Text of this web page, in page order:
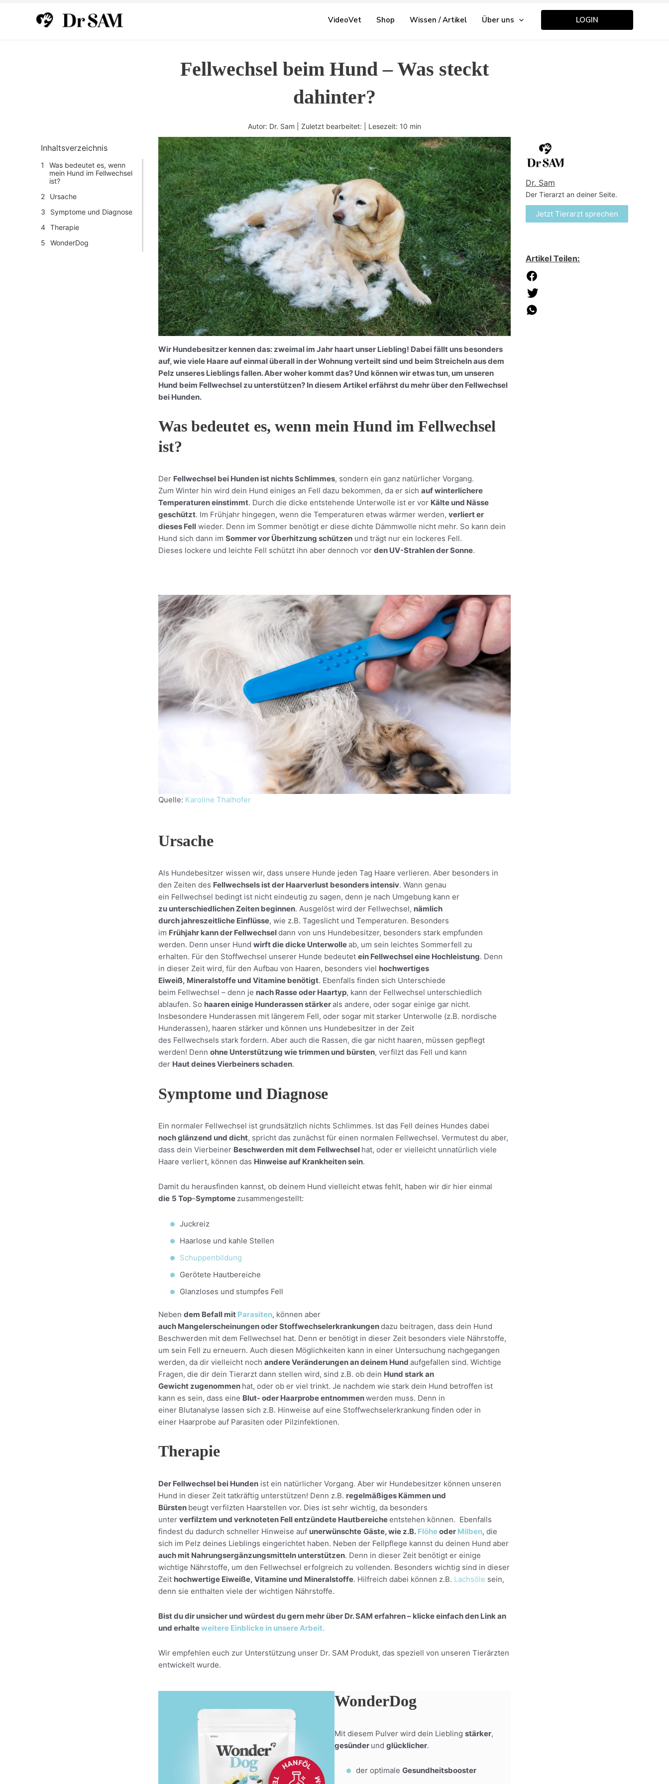
VideoVet Shop Wissen / Artikel Über uns LOGIN
Fellwechsel beim Hund – Was steckt
dahinter?
Autor: Dr. Sam | Zuletzt bearbeitet: | Lesezeit: 10 min
Inhaltsverzeichnis
Was bedeutet es, wenn
mein Hund im Fellwechsel
ist?
Ursache
Symptome und Diagnose
Therapie
WonderDog
Wir Hundebesitzer kennen das: zweimal im Jahr haart unser Liebling! Dabei fällt uns besonders
auf, wie viele Haare auf einmal überall in der Wohnung verteilt sind und beim Streicheln aus dem
Pelz unseres Lieblings fallen. Aber woher kommt das? Und können wir etwas tun, um unseren
Hund beim Fellwechsel zu unterstützen? In diesem Artikel erfährst du mehr über den Fellwechsel
bei Hunden.
Was bedeutet es, wenn mein Hund im Fellwechsel
ist?
Der Fellwechsel bei Hunden ist nichts Schlimmes, sondern ein ganz natürlicher Vorgang.
Zum Winter hin wird dein Hund einiges an Fell dazu bekommen, da er sich auf winterlichere
Temperaturen einstimmt. Durch die dicke entstehende Unterwolle ist er vor Kälte und Nässe
geschützt. Im Frühjahr hingegen, wenn die Temperaturen etwas wärmer werden, verliert er
dieses Fell wieder. Denn im Sommer benötigt er diese dichte Dämmwolle nicht mehr. So kann dein
Hund sich dann im Sommer vor Überhitzung schützen und trägt nur ein lockeres Fell.
Dieses lockere und leichte Fell schützt ihn aber dennoch vor den UV-Strahlen der Sonne.
Quelle: Karoline Thalhofer
Ursache
Als Hundebesitzer wissen wir, dass unsere Hunde jeden Tag Haare verlieren. Aber besonders in
den Zeiten des Fellwechsels ist der Haarverlust besonders intensiv. Wann genau
ein Fellwechsel bedingt ist nicht eindeutig zu sagen, denn je nach Umgebung kann er
zu unterschiedlichen Zeiten beginnen. Ausgelöst wird der Fellwechsel, nämlich
durch jahreszeitliche Einflüsse, wie z.B. Tageslicht und Temperaturen. Besonders
im Frühjahr kann der Fellwechseldann von uns Hundebesitzer, besonders stark empfunden
werden. Denn unser Hund wirft die dicke Unterwolleab, um sein leichtes Sommerfell zu
erhalten. Für den Stoffwechsel unserer Hunde bedeutet ein Fellwechsel eine Hochleistung. Denn
in dieser Zeit wird, für den Aufbau von Haaren, besonders viel hochwertiges
Eiweiß, Mineralstoffe und Vitamine benötigt. Ebenfalls finden sich Unterschiede
beim Fellwechsel – denn je nach Rasse oder Haartyp, kann der Fellwechsel unterschiedlich
ablaufen. So haaren einige Hunderassen stärkerals andere, oder sogar einige gar nicht.
Insbesondere Hunderassen mit längerem Fell, oder sogar mit starker Unterwolle (z.B. nordische
Hunderassen), haaren stärker und können uns Hundebesitzer in der Zeit
des Fellwechsels stark fordern. Aber auch die Rassen, die gar nicht haaren, müssen gepflegt
werden! Denn ohne Unterstützung wie trimmen und bürsten, verfilzt das Fell und kann
der Haut deines Vierbeiners schaden.
Symptome und Diagnose
Ein normaler Fellwechsel ist grundsätzlich nichts Schlimmes. Ist das Fell deines Hundes dabei
noch glänzend und dicht, spricht das zunächst für einen normalen Fellwechsel. Vermutest du aber,
dass dein Vierbeiner Beschwerden mit dem Fellwechsel hat, oder er vielleicht unnatürlich viele
Haare verliert, können das Hinweise auf Krankheiten sein.
Damit du herausfinden kannst, ob deinem Hund vielleicht etwas fehlt, haben wir dir hier einmal
die 5 Top–Symptome zusammengestellt:
Juckreiz
Haarlose und kahle Stellen
Schuppenbildung
Gerötete Hautbereiche
Glanzloses und stumpfes Fell
Neben dem Befall mit Parasiten, können aber
auch Mangelerscheinungen oder Stoffwechselerkrankungendazu beitragen, dass dein Hund
Beschwerden mit dem Fellwechsel hat. Denn er benötigt in dieser Zeit besonders viele Nährstoffe,
um sein Fell zu erneuern. Auch diesen Möglichkeiten kann in einer Untersuchung nachgegangen
werden, da dir vielleicht noch andere Veränderungen an deinem Hund aufgefallen sind. Wichtige
Fragen, die dir dein Tierarzt dann stellen wird, sind z.B. ob dein Hund stark an
Gewicht zugenommen hat, oder ob er viel trinkt. Je nachdem wie stark dein Hund betroffen ist
kann es sein, dass eine Blut- oder Haarprobe entnommenwerden muss. Denn in
einer Blutanalyse lassen sich z.B. Hinweise auf eine Stoffwechselerkrankung finden oder in
einer Haarprobe auf Parasiten oder Pilzinfektionen.
Therapie
Der Fellwechsel bei Hunden ist ein natürlicher Vorgang. Aber wir Hundebesitzer können unseren
Hund in dieser Zeit tatkräftig unterstützen! Denn z.B. regelmäßiges Kämmen und
Bürsten beugt verfilzten Haarstellen vor. Dies ist sehr wichtig, da besonders
unter verfilztem und verknoteten Fell entzündete Hautbereicheentstehen können. Ebenfalls
findest du dadurch schneller Hinweise auf unerwünschte Gäste, wie z.B. Flöheoder Milben, die
sich im Pelz deines Lieblings eingerichtet haben. Neben der Fellpflege kannst du deinen Hund aber
auch mit Nahrungsergänzungsmitteln unterstützen. Denn in dieser Zeit benötigt er einige
wichtige Nährstoffe, um den Fellwechsel erfolgreich zu vollenden. Besonders wichtig sind in dieser
Zeit hochwertige Eiweiße, Vitamine und Mineralstoffe. Hilfreich dabei können z.B. Lachsöle sein,
denn sie enthalten viele der wichtigen Nährstoffe.
Bist du dir unsicher und würdest du gern mehr über Dr. SAM erfahren – klicke einfach den Link an
und erhalteweitere Einblicke in unsere Arbeit.
Wir empfehlen euch zur Unterstützung unser Dr. SAM Produkt, das speziell von unseren Tierärzten
entwickelt wurde.
WonderDog
Mit diesem Pulver wird dein Liebling stärker,
gesünder und glücklicher.
der optimale Gesundheitsbooster
Dr. Sam
Der Tierarzt an deiner Seite.
Jetzt Tierarzt sprechen
Artikel Teilen: